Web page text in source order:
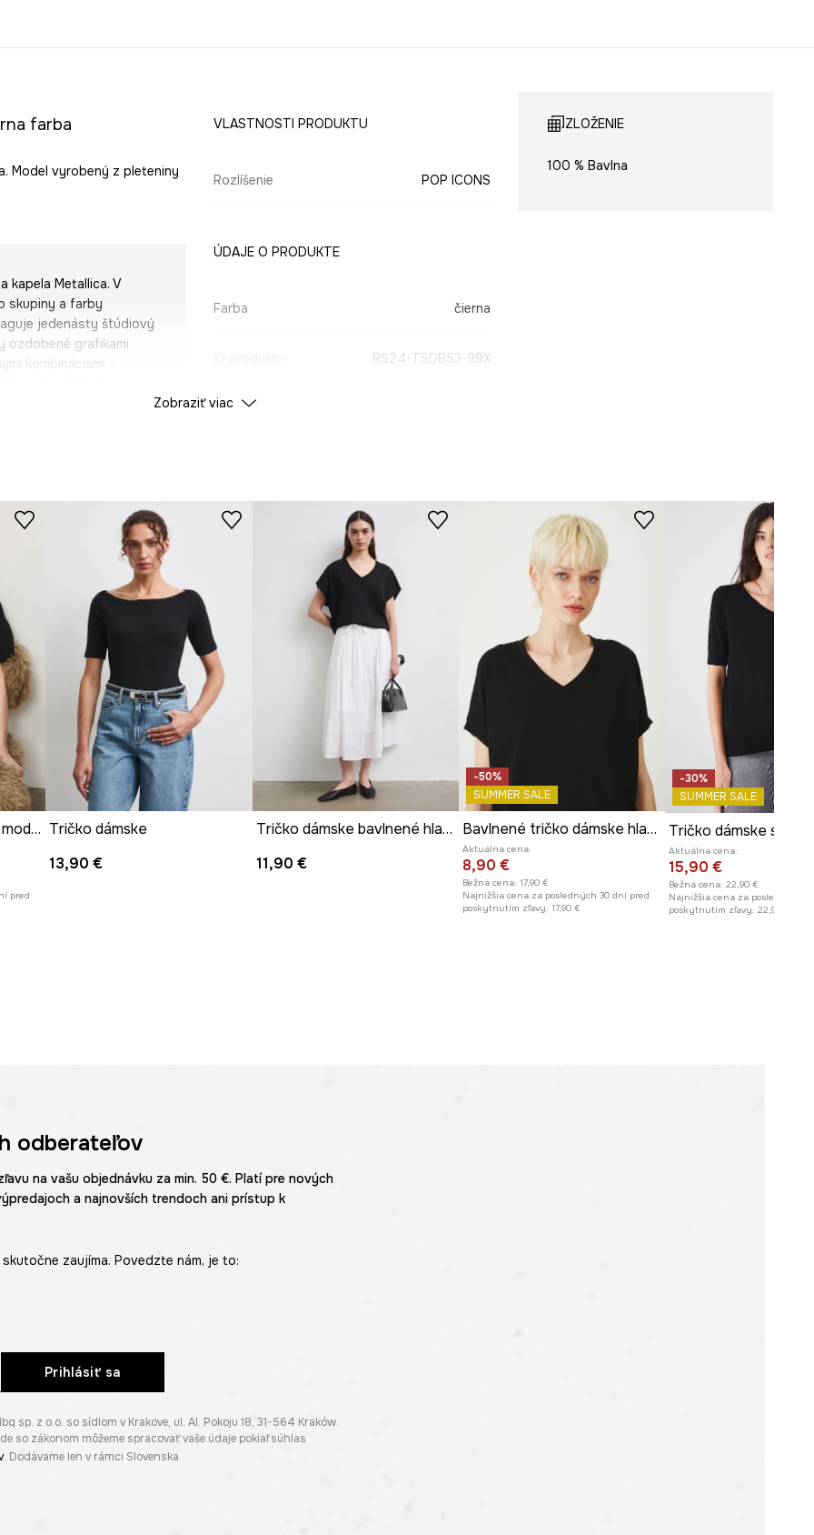
farba
Model vyrobený z pleteniny
kapela Metallica. V
skupiny a farby
jedenásty štúdiový
ozdobené grafikami
kombináciami -
VLASTNOSTI PRODUKTU
Rozlíšenie POP ICONS
ÚDAJE O PRODUKTE
Farba čierna
RS24-TSDB53-99X
ZLOŽENIE
100 % Bavlna
Zobraziť viac
Tričko dámske hladká s modalom
pred
Tričko dámske
13,90 €
Tričko dámske bavlnené hladké
11,90 €
-50%
SUMMER SALE
Bavlnené tričko dámske hladké interlock čierna farba
Aktuálna cena:
8,90 €
Bežná cena: 17,90 €
Najnižšia cena za posledných 30 dní pred
poskytnutím zľavy: 17,90 €
-30%
SUMMER SALE
Aktuálna cena:
15,90 €
Bežná cena: 22,90 €
Najnižšia cena za posledných
poskytnutím zľavy: 22,90 €
odberateľov
na vašu objednávku za min. 50 €. Platí pre nových
a najnovších trendoch ani prístup k
zaujíma. Povedzte nám, je to:
Prihlásiť sa
z o.o. so sídlom v Krakove, ul. Al. Pokoju 18, 31-564 Kraków.
so zákonom môžeme spracovať vaše údaje pokiaľ súhlas
. Dodávame len v rámci Slovenska.